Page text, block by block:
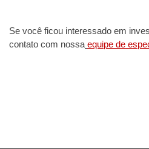
Se você ficou interessado em
contato com nossa equipe de